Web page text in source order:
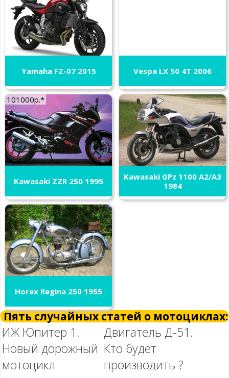
Yamaha FZ-07 2015 Vespa LX 50 4T 2006
101000р.*
Kawasaki ZZR 250 1995
Kawasaki GPz 1100 A2/A3
1984
Horex Regina 250 1955
Пять случайных статей о мотоциклах:
ИЖ Юпитер 1.
Новый дорожный
мотоцикл
Двигатель Д-51.
Кто будет
производить ?